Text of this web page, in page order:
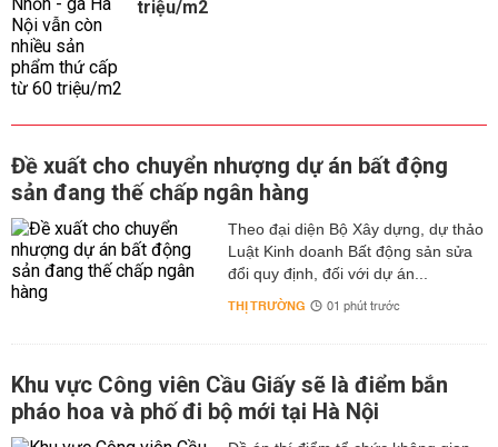
triệu/m2
Đề xuất cho chuyển nhượng dự án bất động
sản đang thế chấp ngân hàng
Theo đại diện Bộ Xây dựng, dự thảo
Luật Kinh doanh Bất động sản sửa
đổi quy định, đối với dự án...
THỊ TRƯỜNG 01 phút trước
Khu vực Công viên Cầu Giấy sẽ là điểm bắn
pháo hoa và phố đi bộ mới tại Hà Nội